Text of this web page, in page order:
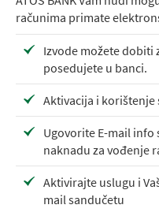
računima primate
Izvode možete dobiti
posedujete u banci.
Aktivacija i korištenje
Ugovorite E-mail info
naknadu za vođenje
Aktivirajte uslugu i
mail sandučetu